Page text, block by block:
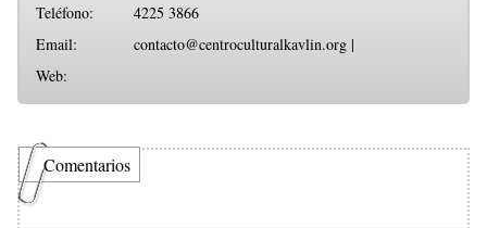
Teléfono:
4225 3866
Email:
contacto@centroculturalkavlin.org |
Web:
Comentarios